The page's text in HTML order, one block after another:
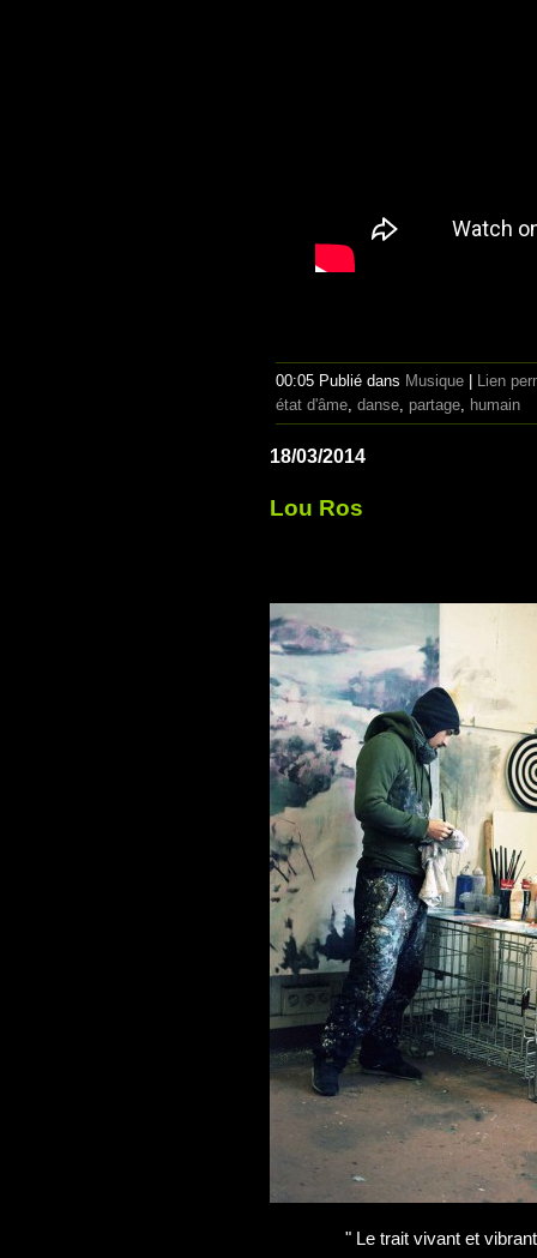
00:05 Publié dans Musique
Lien
état d'âme, danse, partage, humain
18/03/2014
Lou Ros
" Le trait vivant et